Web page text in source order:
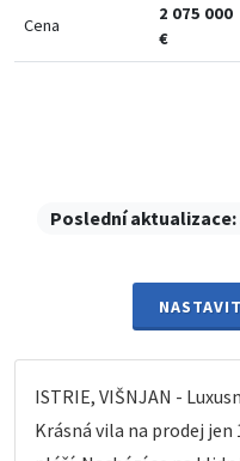
Cena
2 075 000
€
Poslední aktualizace:
ISTRIE, VIŠNJAN -
Krásná vila na prodej